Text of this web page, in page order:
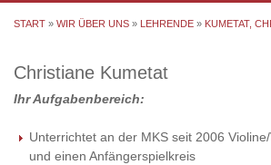
START » WIR ÜBER UNS » LEHRENDE » KUMETAT,
Christiane Kumetat
Ihr Aufgabenbereich:
Unterrichtet an der MKS seit 2006
und einen Anfängerspielkreis